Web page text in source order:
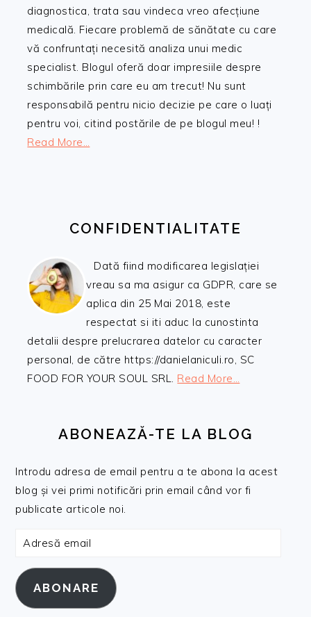
diagnostica, trata sau vindeca vreo afecțiune
medicală. Fiecare problemă de sănătate cu care
vă confruntați necesită analiza unui medic
specialist. Blogul oferă doar impresiile despre
schimbările prin care eu am trecut! Nu sunt
responsabilă pentru nicio decizie pe care o luați
pentru voi, citind postările de pe blogul meu! !
Read More…
CONFIDENTIALITATE
Dată fiind modificarea legislației
vreau sa ma asigur ca GDPR, care se
aplica din 25 Mai 2018, este
respectat si iti aduc la cunostinta
detalii despre prelucrarea datelor cu caracter
personal, de către https://danielaniculi.ro, SC
FOOD FOR YOUR SOUL SRL. Read More…
ABONEAZĂ-TE LA BLOG
Introdu adresa de email pentru a te abona la acest
blog și vei primi notificări prin email când vor fi
publicate articole noi.
Adresă
ABONARE